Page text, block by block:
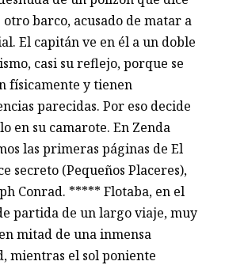
barco, acusado de matar a
El capitán ve en él a un doble
casi su reflejo, porque se
físicamente y tienen
parecidas. Por eso decide
en su camarote. En Zenda
las primeras páginas de El
secreto (Pequeños Placeres),
Conrad. ***** Flotaba, en el
partida de un largo viaje, muy
mitad de una inmensa
mientras el sol poniente